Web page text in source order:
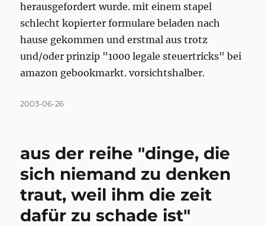
herausgefordert wurde. mit einem stapel
schlecht kopierter formulare beladen nach
hause gekommen und erstmal aus trotz
und/oder prinzip "1000 legale steuertricks" bei
amazon gebookmarkt. vorsichtshalber.
Posted
2003-06-26
aus der reihe "dinge, die
sich niemand zu denken
traut, weil ihm die zeit
dafür zu schade ist"